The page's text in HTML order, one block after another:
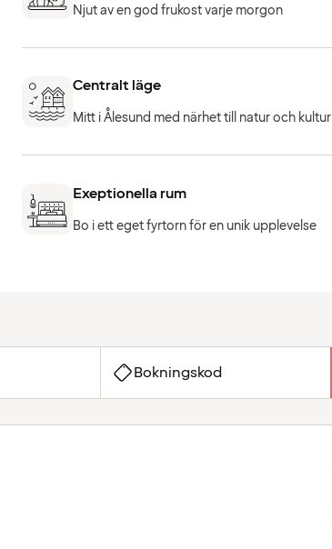
Njut av en god frukost varje morgon
Centralt läge
Mitt i Ålesund med närhet till natur och kultur
Exeptionella rum
Bo i ett eget fyrtorn för en unik upplevelse
Bokningskod